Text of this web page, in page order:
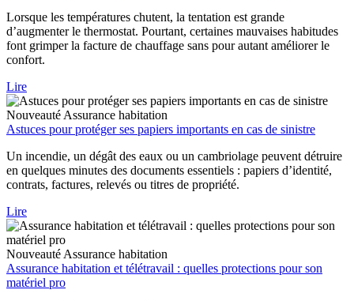
Lorsque les températures chutent, la tentation est grande
d’augmenter le thermostat. Pourtant, certaines mauvaises habitudes
font grimper la facture de chauffage sans pour autant améliorer le
confort.
Lire
Nouveauté Assurance habitation
Astuces pour protéger ses papiers importants en cas de sinistre
Un incendie, un dégât des eaux ou un cambriolage peuvent détruire
en quelques minutes des documents essentiels : papiers d’identité,
contrats, factures, relevés ou titres de propriété.
Lire
Nouveauté Assurance habitation
Assurance habitation et télétravail : quelles protections pour son
matériel pro